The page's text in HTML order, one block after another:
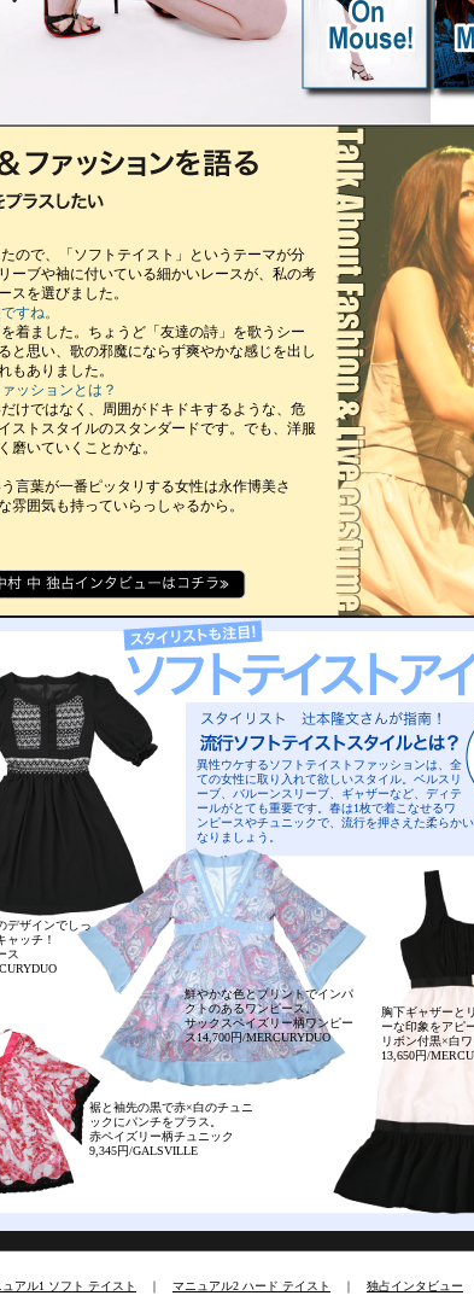
ので、「ソフトテイスト」というテーマが分
ーブや袖に付いている細かいレースが、私の考
スを選びました。
すね。
着ました。ちょうど「友達の詩」を歌うシー
と思い、歌の邪魔にならず爽やかな感じを出し
もありました。
ッションとは？
けではなく、周囲がドキドキするような、危
ストスタイルのスタンダードです。でも、洋服
磨いていくことかな。
言葉が一番ピッタリする女性は永作博美さ
囲気も持っていらっしゃるから。
異性ウケするソフトテイストファッションは、全
ての女性に取り入れて欲しいスタイル。ベルスリ
ーブ、バルーンスリーブ、ギャザーなど、ディテ
ールがとても重要です。春は1枚で着こなせるワ
ンピースやチュニックで、流行を押さえた柔らか
なりましょう。
デザインでしっ
ャッチ！
ス
鮮やかな色とプリントでインパ
クトのあるワンピース。
サックスペイズリー柄ワンピー
ス14,700円/MERCURYDUO
胸下ギャザーと
ーな印象をアピ
リボン付黒×白
13,650円/
裾と袖先の黒で赤×白のチュニ
ックにパンチをプラス。
赤ペイズリー柄チュニック
9,345円/GALSVILLE
アル1 ソフト テイスト ｜ マニュアル2 ハード テイスト ｜ 独占インタビュー